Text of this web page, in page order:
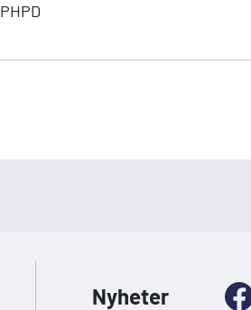
PHPD
Nyheter